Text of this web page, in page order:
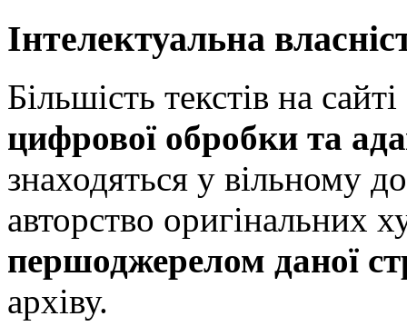
Інтелектуальна
Більшість текстів на
цифрової обробки та
знаходяться у вільному
авторство оригінальних
першоджерелом даної
архіву.